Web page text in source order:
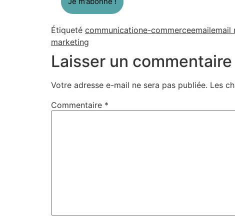
Étiqueté communicatione-commerceemailemail
marketing
Laisser un commentaire
Votre adresse e-mail ne sera pas publiée. Les
Commentaire *